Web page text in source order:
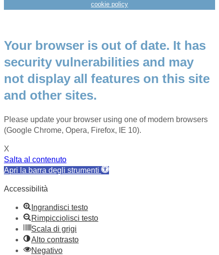
cookie policy
Your browser is out of date. It has
security vulnerabilities and may
not display all features on this site
and other sites.
Please update your browser using one of modern browsers
(Google Chrome, Opera, Firefox, IE 10).
X
Salta al contenuto
Apri la barra degli strumenti
Accessibilità
Ingrandisci testo
Rimpicciolisci testo
Scala di grigi
Alto contrasto
Negativo